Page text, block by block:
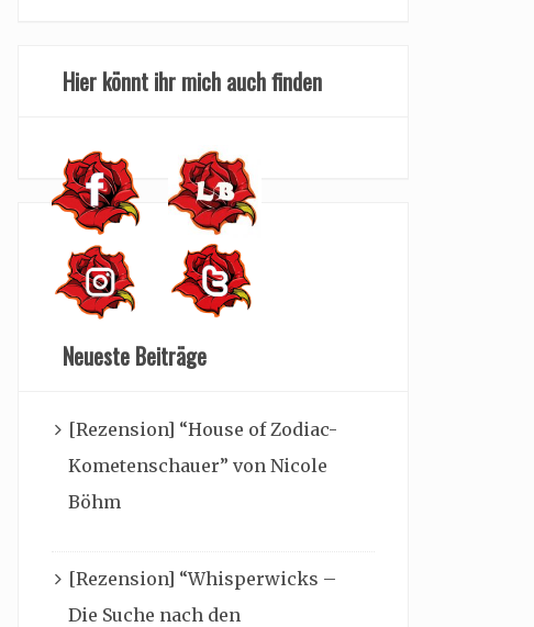
Hier könnt ihr mich auch finden
Neueste Beiträge
[Rezension] “House of Zodiac-
Kometenschauer” von Nicole
Böhm
[Rezension] “Whisperwicks –
Die Suche nach den